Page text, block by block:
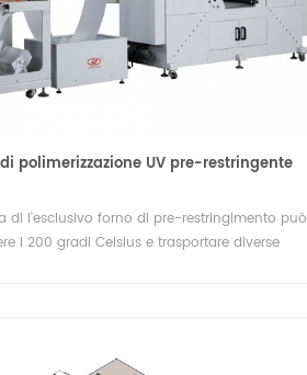
polimerizzazione UV pre-restringente
di l'esclusivo forno di pre-restringimento può
i 200 gradi Celsius e trasportare diverse